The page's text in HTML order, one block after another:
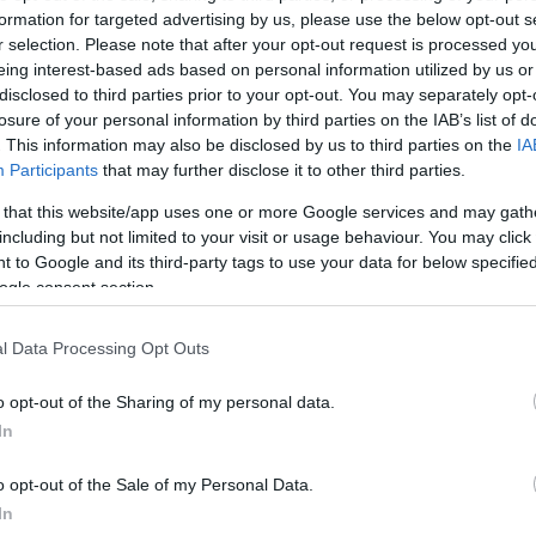
for targeted advertising by us, please use the below opt-out
selection. Please note that after your opt-out request is processed
interest-based ads based on personal information utilized by us
to third parties prior to your opt-out. You may separately
of your personal information by third parties on the IAB’s list of
This information may also be disclosed by us to third parties on the
Participants that may further disclose it to other third parties.
that this website/app uses one or more Google services and may
but not limited to your visit or usage behaviour. You may
to Google and its third-party tags to use your data for below
consent section.
Data Processing Opt Outs
opt-out of the Sharing of my personal data.
opt-out of the Sale of my Personal Data.
δικαστική διαμάχη τουΓιώργου
επί χρόνια στενή του
προέκυψαν φαίνεται πως
νομικά κατά της αδελφής
τα Μέσα έκανε γνωστό ότι
εταιρεία προκειμένου να
επιστολή αυτή, ο Γιώργος
για την αδελφή του ότι
την αγάπη που της έδειξε.